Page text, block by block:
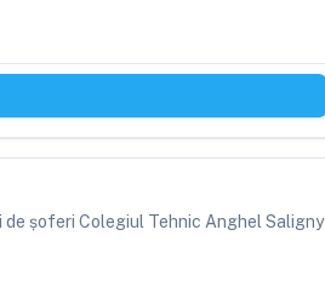
șoferi Colegiul Tehnic Anghel Saligny